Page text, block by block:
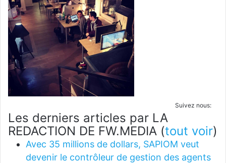
Suivez nous:
Les derniers articles par LA
REDACTION DE FW.MEDIA (tout voir)
Avec 35 millions de dollars, SAPIOM veut
devenir le contrôleur de gestion des agents